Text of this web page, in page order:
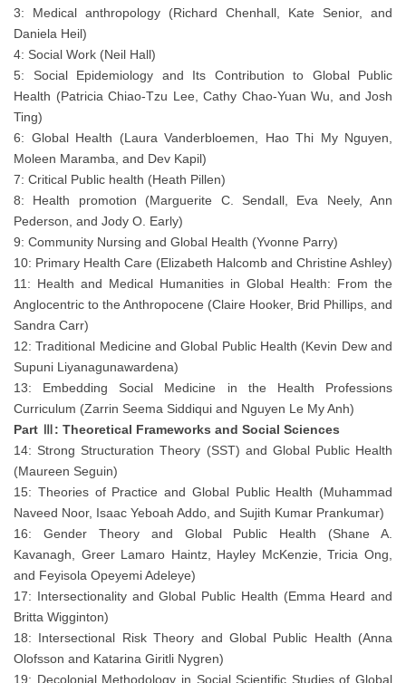
3: Medical anthropology (Richard Chenhall, Kate Senior, and
Daniela Heil)
4: Social Work (Neil Hall)
5: Social Epidemiology and Its Contribution to Global Public
Health (Patricia Chiao-Tzu Lee, Cathy Chao-Yuan Wu, and Josh
Ting)
6: Global Health (Laura Vanderbloemen, Hao Thi My Nguyen,
Moleen Maramba, and Dev Kapil)
7: Critical Public health (Heath Pillen)
8: Health promotion (Marguerite C. Sendall, Eva Neely, Ann
Pederson, and Jody O. Early)
9: Community Nursing and Global Health (Yvonne Parry)
10: Primary Health Care (Elizabeth Halcomb and Christine Ashley)
11: Health and Medical Humanities in Global Health: From the
Anglocentric to the Anthropocene (Claire Hooker, Brid Phillips, and
Sandra Carr)
12: Traditional Medicine and Global Public Health (Kevin Dew and
Supuni Liyanagunawardena)
13: Embedding Social Medicine in the Health Professions
Curriculum (Zarrin Seema Siddiqui and Nguyen Le My Anh)
Part Ⅲ: Theoretical Frameworks and Social Sciences
14: Strong Structuration Theory (SST) and Global Public Health
(Maureen Seguin)
15: Theories of Practice and Global Public Health (Muhammad
Naveed Noor, Isaac Yeboah Addo, and Sujith Kumar Prankumar)
16: Gender Theory and Global Public Health (Shane A.
Kavanagh, Greer Lamaro Haintz, Hayley McKenzie, Tricia Ong,
and Feyisola Opeyemi Adeleye)
17: Intersectionality and Global Public Health (Emma Heard and
Britta Wigginton)
18: Intersectional Risk Theory and Global Public Health (Anna
Olofsson and Katarina Giritli Nygren)
19: Decolonial Methodology in Social Scientific Studies of Global